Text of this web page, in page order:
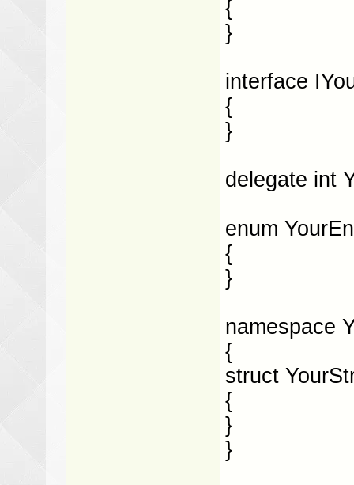
{
}
interface
{
}
delegate int
enum
{
}
namespace
{
struct
{
}
}